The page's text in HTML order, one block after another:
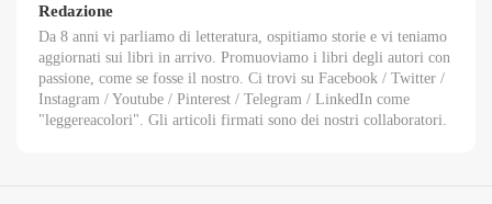
Redazione
Da 8 anni vi parliamo di letteratura, ospitiamo storie e vi teniamo
aggiornati sui libri in arrivo. Promuoviamo i libri degli autori con
passione, come se fosse il nostro. Ci trovi su Facebook / Twitter /
Instagram / Youtube / Pinterest / Telegram / LinkedIn come
"leggereacolori". Gli articoli firmati sono dei nostri collaboratori.